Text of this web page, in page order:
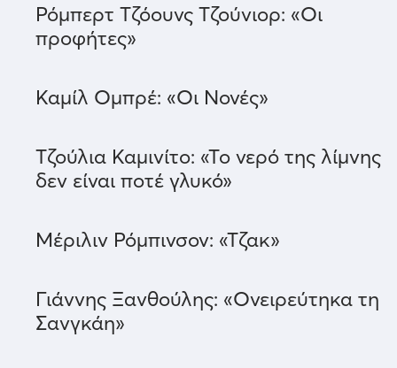
Ρόμπερτ Τζόουνς Τζούνιορ: «Οι
προφήτες»
Καμίλ Ομπρέ: «Οι Νονές»
Τζούλια Καμινίτο: «Το νερό της λίμνης
δεν είναι ποτέ γλυκό»
Μέριλιν Ρόμπινσον: «Τζακ»
Γιάννης Ξανθούλης: «Ονειρεύτηκα τη
Σανγκάη»